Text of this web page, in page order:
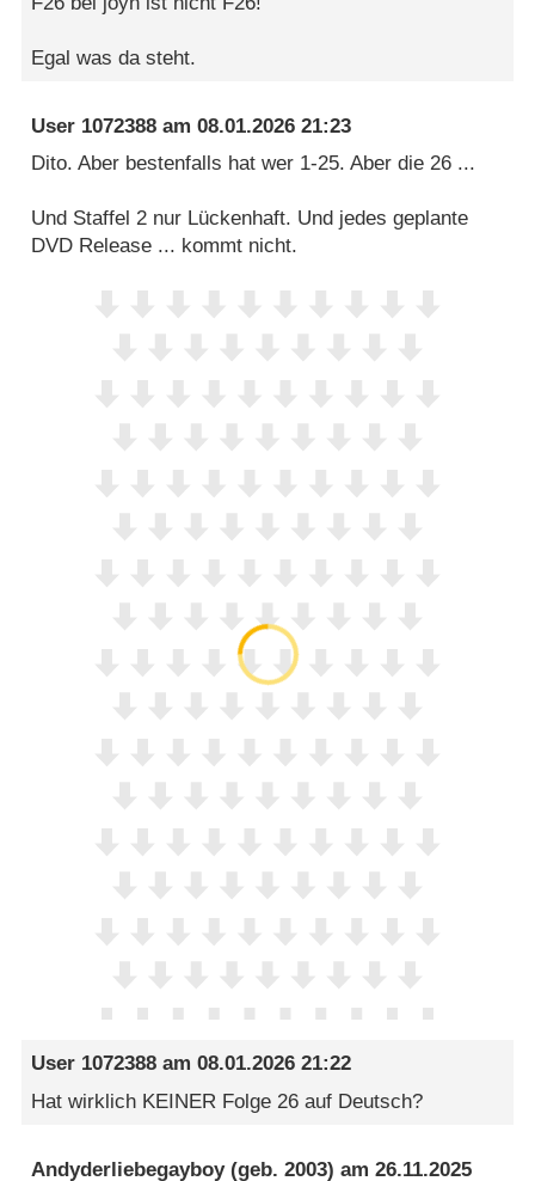
Egal was da steht.
User 1072388 am08.01.2026 21:23
Dito. Aber bestenfalls hat wer 1-25. Aber die 26 ...
Und Staffel 2 nur Lückenhaft. Und jedes geplante
DVD Release ... kommt nicht.
User 1072388 am08.01.2026 21:22
Hat wirklich KEINER Folge 26 auf Deutsch?
Andyderliebegayboy(geb. 2003) am26.11.2025